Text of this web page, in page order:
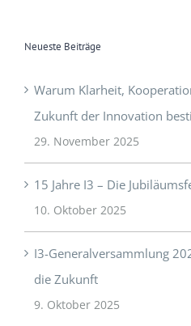
Neueste Beiträge
Warum Klarheit,
Zukunft der Innovation
29. November 2025
15 Jahre I3 – Die
10. Oktober 2025
I3-Generalversammlung
die Zukunft
9. Oktober 2025